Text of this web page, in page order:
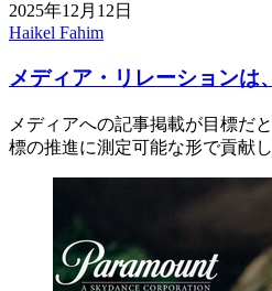
2025年12月12日
Haikel Fahim
メディア・リレーションは
メディアへの記事掲載が目標だ
標の推進に測定可能な形で貢献